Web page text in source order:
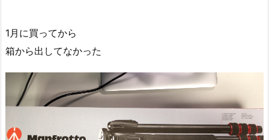
1月に買ってから
箱から出してなかった